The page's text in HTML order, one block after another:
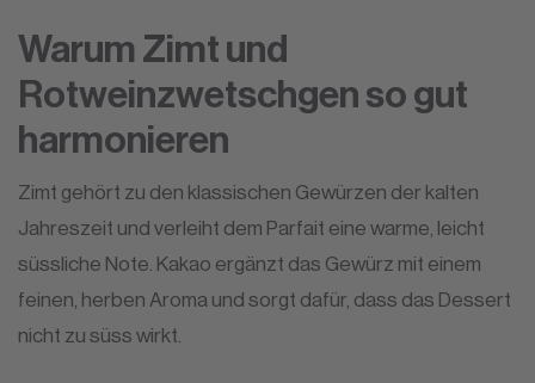
Warum Zimt und
Rotweinzwetschgen so gut
harmonieren
Zimt gehört zu den klassischen Gewürzen der kalten
Jahreszeit und verleiht dem Parfait eine warme, leicht
süssliche Note. Kakao ergänzt das Gewürz mit einem
feinen, herben Aroma und sorgt dafür, dass das Dessert
nicht zu süss wirkt.